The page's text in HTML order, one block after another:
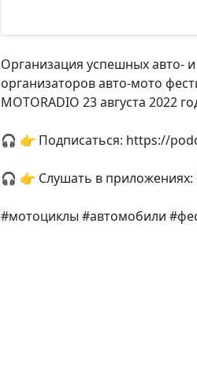
Организация успешных авто-
организаторов авто-мото
MOTORADIO 23 августа 2022
🎧 👉 Подписаться: https://
🎧 👉 Слушать в
#мотоциклы #автомобили